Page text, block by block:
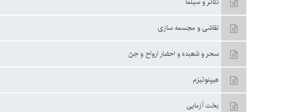
نقاشى و مجسمه سازى
سحر و شعبده و احضار ارواح و جنّ
هيپنوتيزم
بخت آزمايى‏